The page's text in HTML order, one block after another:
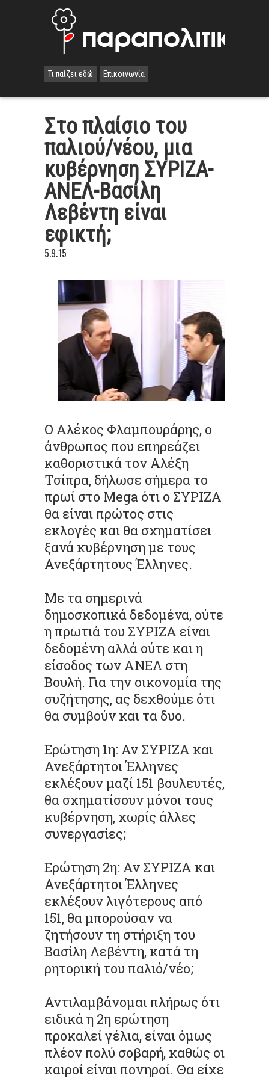
Τι παίζει εδώ Επικοινωνία
Στο πλαίσιο του
παλιού/νέου, μια
κυβέρνηση ΣΥΡΙΖΑ-
ΑΝΕΛ-Βασίλη
Λεβέντη είναι
εφικτή;
5.9.15
Ο Αλέκος Φλαμπουράρης, ο
άνθρωπος που επηρεάζει
καθοριστικά τον Αλέξη
Τσίπρα, δήλωσε σήμερα το
πρωί στο Mega ότι ο ΣΥΡΙΖΑ
θα είναι πρώτος στις
εκλογές και θα σχηματίσει
ξανά κυβέρνηση με τους
Ανεξάρτητους Έλληνες.
Με τα σημερινά
δημοσκοπικά δεδομένα, ούτε
η πρωτιά του ΣΥΡΙΖΑ είναι
δεδομένη αλλά ούτε και η
είσοδος των ΑΝΕΛ στη
Βουλή. Για την οικονομία της
συζήτησης, ας δεχθούμε ότι
θα συμβούν και τα δυο.
Ερώτηση 1η: Αν ΣΥΡΙΖΑ και
Ανεξάρτητοι Έλληνες
εκλέξουν μαζί 151 βουλευτές,
θα σχηματίσουν μόνοι τους
κυβέρνηση, χωρίς άλλες
συνεργασίες;
Ερώτηση 2η: Αν ΣΥΡΙΖΑ και
Ανεξάρτητοι Έλληνες
εκλέξουν λιγότερους από
151, θα μπορούσαν να
ζητήσουν τη στήριξη του
Βασίλη Λεβέντη, κατά τη
ρητορική του παλιό/νέο;
Αντιλαμβάνομαι πλήρως ότι
ειδικά η 2η ερώτηση
προκαλεί γέλια, είναι όμως
πλέον πολύ σοβαρή, καθώς οι
καιροί είναι πονηροί. Θα είχε